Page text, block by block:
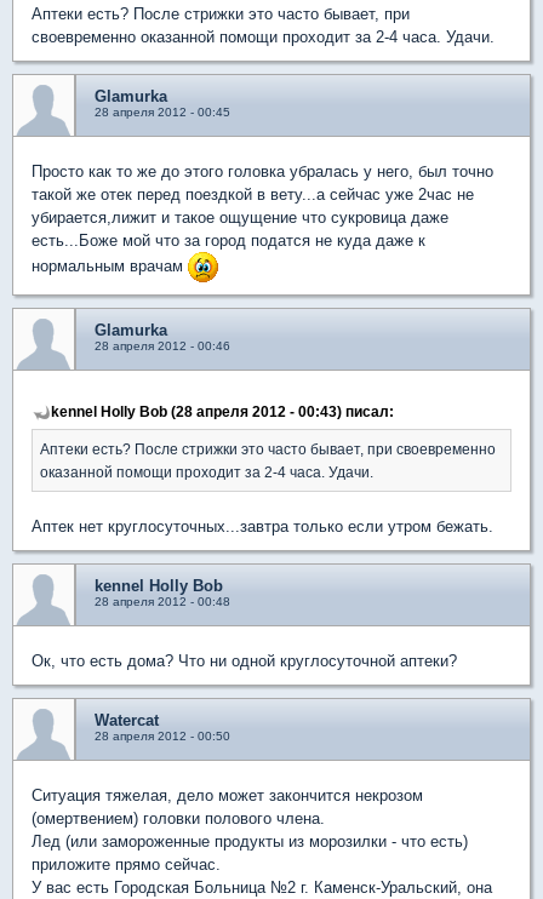
Аптеки есть? После стрижки это часто бывает, при
своевременно оказанной помощи проходит за 2-4 часа. Удачи.
Glamurka
28 апреля 2012 - 00:45
Просто как то же до этого головка убралась у него, был точно
такой же отек перед поездкой в вету...а сейчас уже 2час не
убирается,лижит и такое ощущение что сукровица даже
есть...Боже мой что за город податся не куда даже к
нормальным врачам
Glamurka
28 апреля 2012 - 00:46
kennel Holly Bob (28 апреля 2012 - 00:43) писал:
Аптеки есть? После стрижки это часто бывает, при своевременно
оказанной помощи проходит за 2-4 часа. Удачи.
Аптек нет круглосуточных...завтра только если утром бежать.
kennel Holly Bob
28 апреля 2012 - 00:48
Ок, что есть дома? Что ни одной круглосуточной аптеки?
Watercat
28 апреля 2012 - 00:50
Ситуация тяжелая, дело может закончится некрозом
(омертвением) головки полового члена.
Лед (или замороженные продукты из морозилки - что есть)
приложите прямо сейчас.
Увас есть Городская Больница №2 г. Каменск-Уральский, она